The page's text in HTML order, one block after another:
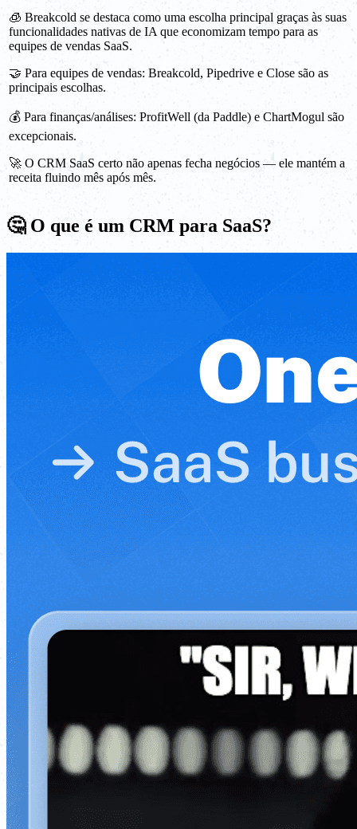
🧊 Breakcold se destaca como uma escolha principal graças às suas
funcionalidades nativas de IA que economizam tempo para as
equipes de vendas SaaS.
🤝 Para equipes de vendas: Breakcold, Pipedrive e Close são as
principais escolhas.
💰 Para finanças/análises: ProfitWell (da Paddle) e ChartMogul são
excepcionais.
🚀 O CRM SaaS certo não apenas fecha negócios — ele mantém a
receita fluindo mês após mês.
🤔 O que é um CRM para SaaS?